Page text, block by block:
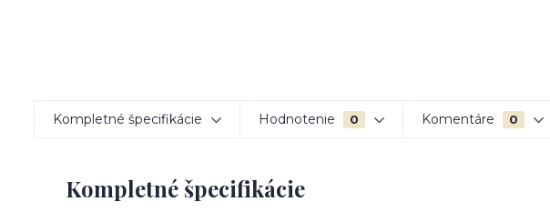
Kompletné špecifikácie Hodnotenie 0 Komentáre 0
Kompletné špecifikácie